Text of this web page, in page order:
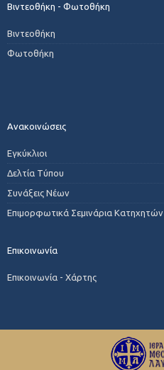
Βιντεοθήκη - Φωτοθήκη
Βιντεοθήκη
Φωτοθήκη
Ανακοινώσεις
Εγκύκλιοι
Δελτία Τύπου
Συνάξεις Νέων
Επιμορφωτικά Σεμινάρια Κατηχητών
Επικοινωνία
Επικοινωνία - Χάρτης